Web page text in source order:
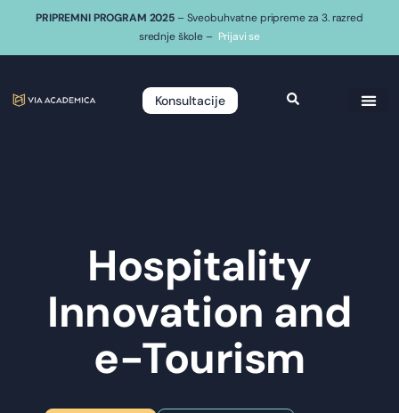
PRIPREMNI PROGRAM 2025 – Sveobuhvatne pripreme za 3. razred
srednje škole – Prijavi se
Konsultacije
Hospitality
Innovation and
e-Tourism